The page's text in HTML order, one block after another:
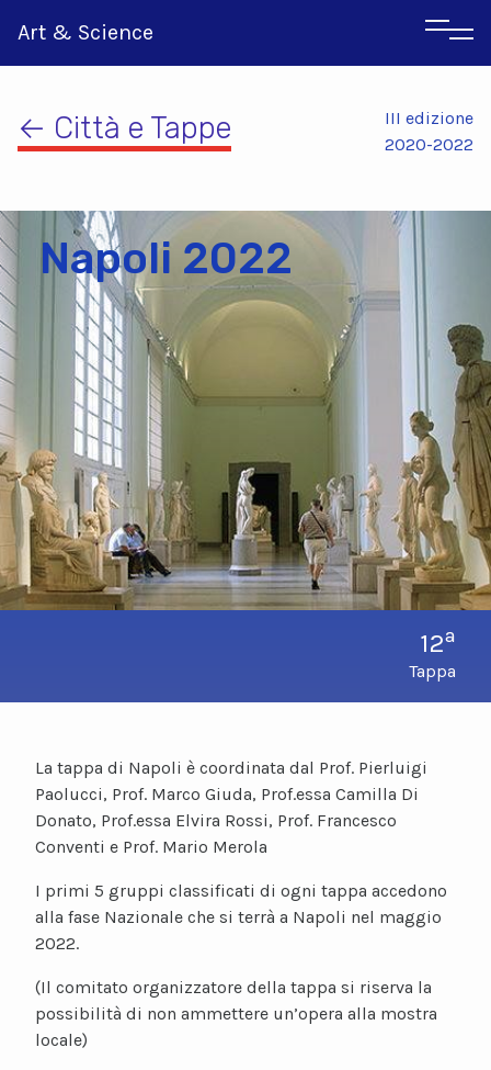
Art & Science
← Città e Tappe
III edizione
2020-2022
Napoli 2022
12a
Tappa
La tappa di Napoli è coordinata dal Prof. Pierluigi
Paolucci, Prof. Marco Giuda, Prof.essa Camilla Di
Donato, Prof.essa Elvira Rossi, Prof. Francesco
Conventi e Prof. Mario Merola
I primi 5 gruppi classificati di ogni tappa accedono
alla fase Nazionale che si terrà a Napoli nel maggio
2022.
(Il comitato organizzatore della tappa si riserva la
possibilità di non ammettere un’opera alla mostra
locale)